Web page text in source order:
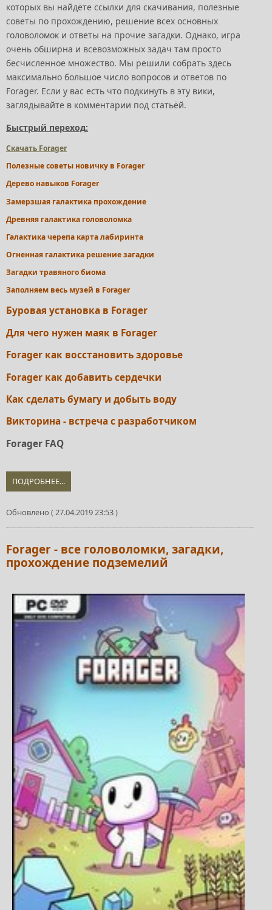
которых вы найдёте ссылки для скачивания, полезные
советы по прохождению, решение всех основных
головоломок и ответы на прочие загадки. Однако, игра
очень обширна и всевозможных задач там просто
бесчисленное множество. Мы решили собрать здесь
максимально большое число вопросов и ответов по
Forager. Если у вас есть что подкинуть в эту вики,
заглядывайте в комментарии под статьёй.
Быстрый переход:
Скачать Forager
Полезные советы новичку в Forager
Дерево навыков Forager
Замерзшая галактика прохождение
Древняя галактика головоломка
Галактика черепа карта лабиринта
Огненная галактика решение загадки
Загадки травяного биома
Заполняем весь музей в Forager
Буровая установка в Forager
Для чего нужен маяк в Forager
Forager как восстановить здоровье
Forager как добавить сердечки
Как сделать бумагу и добыть воду
Викторина - встреча с разработчиком
Forager FAQ
ПОДРОБНЕЕ...
Обновлено ( 27.04.2019 23:53 )
Forager - все головоломки, загадки,
прохождение подземелий